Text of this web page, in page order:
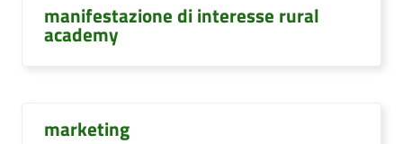
manifestazione di interesse rural
academy
marketing